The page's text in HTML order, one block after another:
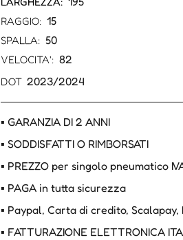
RAGGIO: 15
SPALLA: 50
VELOCITA': 82
DOT 2023/2024
▪ GARANZIA DI 2 ANNI
▪ SODDISFATTI O RIMBORSATI
▪ PREZZO per singolo pneumatico
▪ PAGA in tutta sicurezza
▪ Paypal, Carta di credito,
▪ FATTURAZIONE ELETTRONICA